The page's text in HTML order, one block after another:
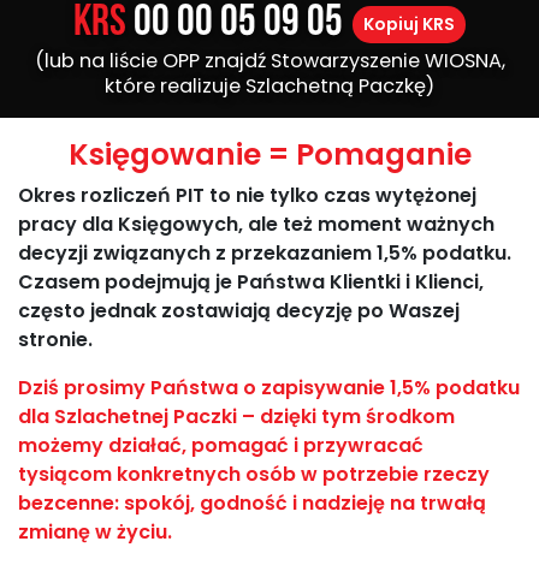
KRS 00 00 05 09 05 Kopiuj KRS
(lub na liście OPP znajdź Stowarzyszenie WIOSNA,
które realizuje Szlachetną Paczkę)
Księgowanie = Pomaganie
Okres rozliczeń PIT to nie tylko czas wytężonej
pracy dla Księgowych, ale też moment ważnych
decyzji związanych z przekazaniem 1,5% podatku.
Czasem podejmują je Państwa Klientki i Klienci,
często jednak zostawiają decyzję po Waszej
stronie.
Dziś prosimy Państwa o zapisywanie 1,5% podatku
dla Szlachetnej Paczki – dzięki tym środkom
możemy działać, pomagać i przywracać
tysiącom konkretnych osób w potrzebie rzeczy
bezcenne: spokój, godność i nadzieję na trwałą
zmianę w życiu.